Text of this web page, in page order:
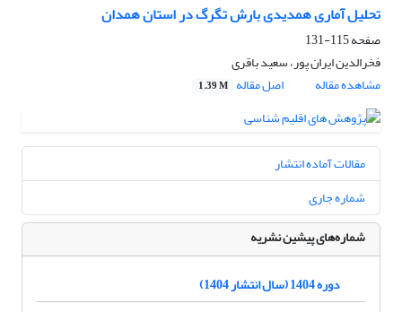
تحلیل آماری همدیدی بارش تگرگ در استان همدان
صفحه115-131
فخرالدین ایران پور، سعید باقری
مشاهده مقاله
اصل مقاله 1.39 M
مقالات آماده انتشار
شماره جاری
شماره‌های پیشین نشریه
دوره 1404 (سال انتشار 1404)